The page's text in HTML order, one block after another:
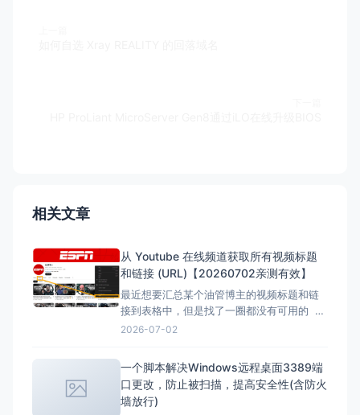
相关文章
从 Youtube 在线频道获取所有视频标题
和链接 (URL)【20260702亲测有效】
最近想要汇总某个油管博主的视频标题和链
接到表格中，但是找了一圈都没有可用的 但
是在下面的文章找到了，但是已失效，所以
要求写一份，于是有了本文。 注意：采集类
的代码都有时效性，使用时注意甄别，当前
测试有效时间为2026-07-02 12：07
2026-07-02
一个脚本解决Windows远程桌面3389端
口更改，防止被扫描，提高安全性(含防火
墙放行)